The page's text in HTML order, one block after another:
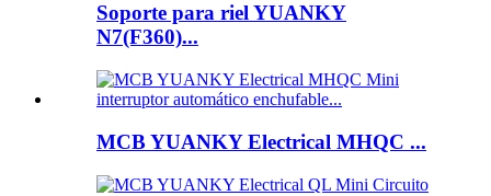
Soporte para riel YUANKY
N7(F360)...
MCB YUANKY Electrical MHQC ...